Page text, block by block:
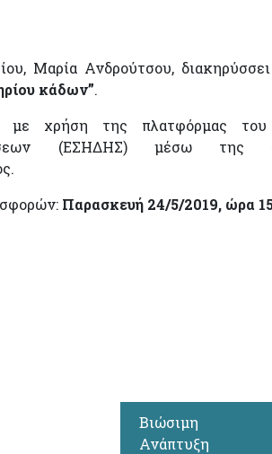
Μαρία Ανδρούτσου,
κάδων”.
με χρήση της πλατφόρμας του
(ΕΣΗΔΗΣ) μέσω της
Παρασκευή 24/5/2019, ώρα
Βιώσιμη
Ανάπτυξη